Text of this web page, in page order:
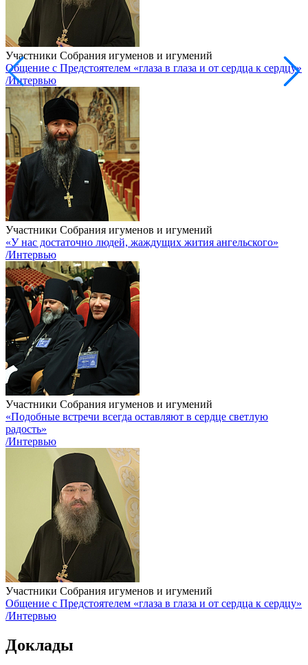
Участники Собрания игуменов и игумений
Общение с Предстоятелем «глаза в глаза и от сердца к сердцу»
/Интервью
Участники Собрания игуменов и игумений
«У нас достаточно людей, жаждущих жития ангельского»
/Интервью
Участники Собрания игуменов и игумений
«Подобные встречи всегда оставляют в сердце светлую
радость»
/Интервью
Участники Собрания игуменов и игумений
Общение с Предстоятелем «глаза в глаза и от сердца к сердцу»
/Интервью
Доклады